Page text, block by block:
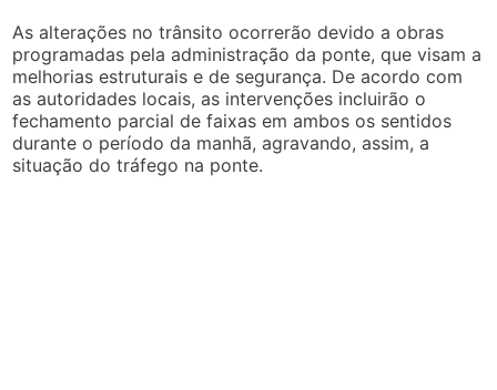
As alterações no trânsito ocorrerão devido a obras
programadas pela administração da ponte, que visam a
melhorias estruturais e de segurança. De acordo com
as autoridades locais, as intervenções incluirão o
fechamento parcial de faixas em ambos os sentidos
durante o período da manhã, agravando, assim, a
situação do tráfego na ponte.